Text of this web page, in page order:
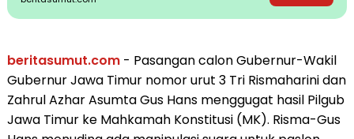
beritasumut.com- Pasangan calon Gubernur-Wakil
Gubernur Jawa Timur nomor urut 3 Tri Rismaharini dan
Zahrul Azhar Asumta Gus Hans menggugat hasil Pilgub
Jawa Timur ke Mahkamah Konstitusi (MK). Risma-Gus